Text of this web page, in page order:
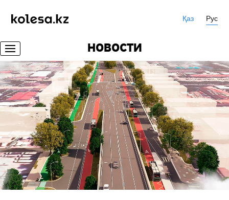
Қаз Рус
НОВОСТИ